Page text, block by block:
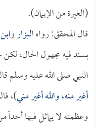
(الغيرة من الإيمان).
قال المحقق: رواهالبزارو
بسند فيه مجهول الحال،
النبي صلى الله عليه وسلم
أغير منه، والله أغير مني)،
وعظمته لا يماثل فيها